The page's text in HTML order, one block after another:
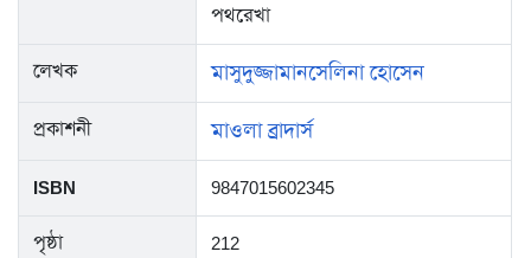
পথরেখা
লেখক মাসুদুজ্জামানসেলিনা হোসেন
প্রকাশনী মাওলা ব্রাদার্স
ISBN 9847015602345
পৃষ্ঠা 212